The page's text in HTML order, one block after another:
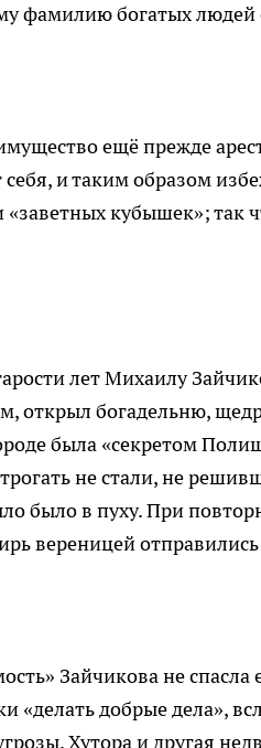
фамилию богатых людей
ещё прежде
себя, и таким образом
кубышек»; так
лет Михаилу
открыл богадельню,
была «секретом
не стали, не
было в пуху. При
вереницей
Зайчикова не
«делать добрые дела»,
Хутора и другая